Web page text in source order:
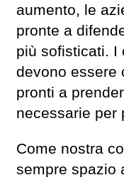
aumento, le
pronte a
più sofisticati. I
devono essere
pronti a
necessarie per
Come nostra
sempre spazio